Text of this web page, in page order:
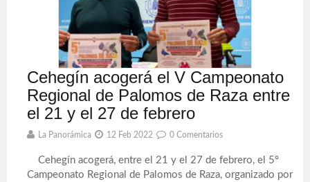
Cehegín acogerá el V Campeonato
Regional de Palomos de Raza entre
el 21 y el 27 de febrero
La Panorámica 12 Feb 2022 0 Comentarios
Cehegín acogerá, entre el 21 y el 27 de febrero, el 5º
Campeonato Regional de Palomos de Raza, organizado por